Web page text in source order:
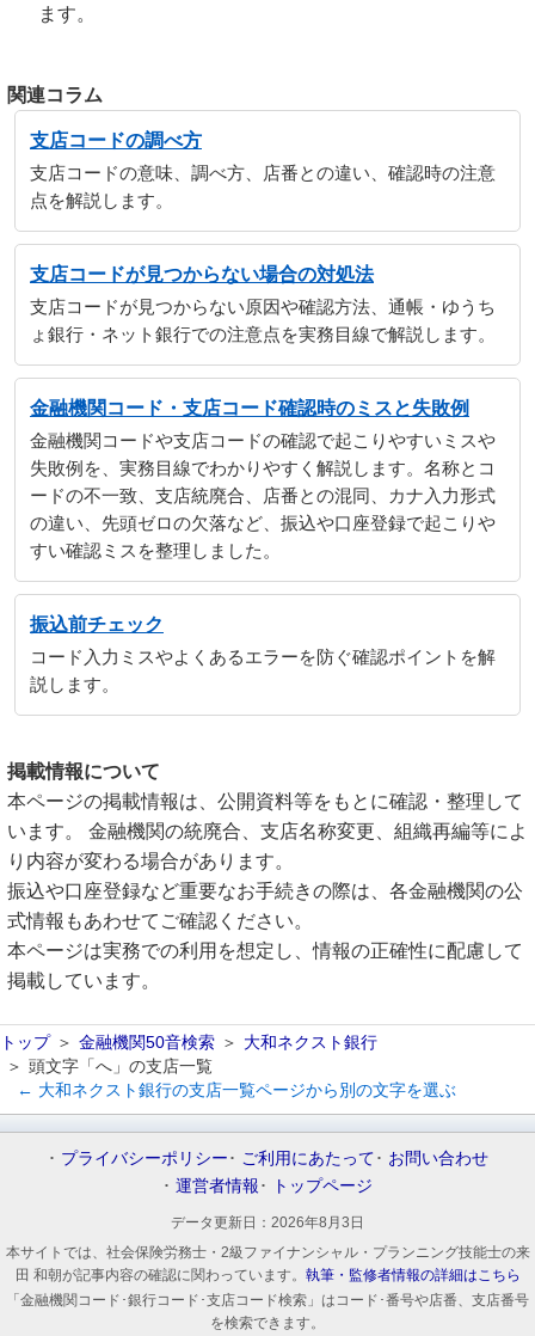
ます。
関連コラム
支店コードの調べ方
支店コードの意味、調べ方、店番との違い、確認時の注意
点を解説します。
支店コードが見つからない場合の対処法
支店コードが見つからない原因や確認方法、通帳・ゆうち
ょ銀行・ネット銀行での注意点を実務目線で解説します。
金融機関コード・支店コード確認時のミスと失敗例
金融機関コードや支店コードの確認で起こりやすいミスや
失敗例を、実務目線でわかりやすく解説します。名称とコ
ードの不一致、支店統廃合、店番との混同、カナ入力形式
の違い、先頭ゼロの欠落など、振込や口座登録で起こりや
すい確認ミスを整理しました。
振込前チェック
コード入力ミスやよくあるエラーを防ぐ確認ポイントを解
説します。
掲載情報について
本ページの掲載情報は、公開資料等をもとに確認・整理して
います。 金融機関の統廃合、支店名称変更、組織再編等によ
り内容が変わる場合があります。
振込や口座登録など重要なお手続きの際は、各金融機関の公
式情報もあわせてご確認ください。
本ページは実務での利用を想定し、情報の正確性に配慮して
掲載しています。
トップ 金融機関50音検索
大和ネクスト銀行
頭文字「へ」の支店一覧
← 大和ネクスト銀行の支店一覧ページから別の文字を選ぶ
プライバシーポリシー ご利用にあたって
お問い合わせ
運営者情報
トップページ
データ更新日： 2026年8月3日
本サイトでは、社会保険労務士・2級ファイナンシャル・プランニング技能士の来
田 和朝が記事内容の確認に関わっています。 執筆・監修者情報の詳細はこちら
「金融機関コード･銀行コード･支店コード検索」はコード･番号や店番、支店番号
を検索できます。